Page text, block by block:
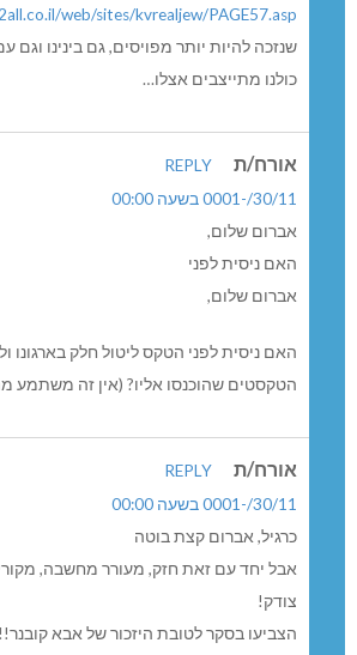
web/sites/kvrealjew/PAGE57.asp
שנזכה להיות יותר מפויסים, גם בינינו וגם
כולנו מתייצבים אצלו…
אורח/ת
REPLY
30/11/-0001 בשעה 00:00
אברום שלום,
האם ניסית לפני
אברום שלום,
האם ניסית לפני הטקס ליטול חלק בארגונו
הטקסטים שהוכנסו אליו? (אין זה משתמע
אורח/ת
REPLY
30/11/-0001 בשעה 00:00
כרגיל, אברום קצת בוטה
אבל יחד עם זאת חזק, מעורר מחשבה,
צודק!
הצביעו בסקר לטובת היזכור של אבא